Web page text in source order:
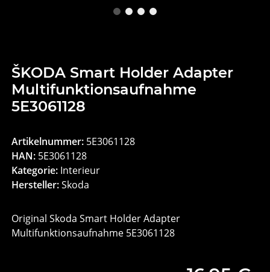
ŠKODA Smart Holder Adapter
Multifunktionsaufnahme
5E3061128
Artikelnummer: 5E3061128
HAN: 5E3061128
Kategorie: Interieur
Hersteller:Skoda
Original Skoda Smart Holder Adapter
Multifunktionsaufnahme 5E3061128